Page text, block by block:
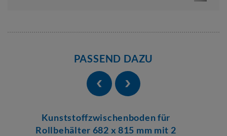
PASSEND DAZU
Kunststoffzwischenboden für
Rollbehälter 682 x 815 mm mit 2